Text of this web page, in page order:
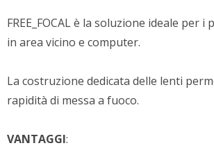
FREE_FOCAL è la soluzione ideale
in area vicino e computer.
La costruzione dedicata delle lenti
rapidità di messa a fuoco.
VANTAGGI: